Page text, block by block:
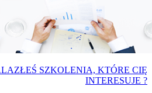
SZKOLENIA, KTÓRE CIĘ
INTERESUJE ?